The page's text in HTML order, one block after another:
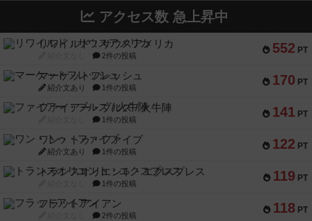
アクセス数 急上昇中
552 PT
リワイルド：サウスアメリカ
2件の投稿
170 PT
マーケットフレッシュ
紹介文あり 1件の投稿
141 PT
ファイアー・ブルズ / 火牛陣
1件の投稿
122 PT
ワン・トゥ・ファイブ
紹介文あり 1件の投稿
119 PT
トランスオリエント・エクスプレス
1件の投稿
118 PT
フラットアイアン
2件の投稿